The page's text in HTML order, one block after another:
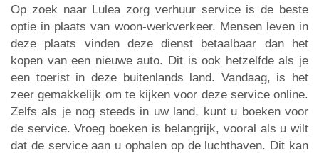
Op zoek naar Lulea zorg verhuur service is de beste
optie in plaats van woon-werkverkeer. Mensen leven in
deze plaats vinden deze dienst betaalbaar dan het
kopen van een nieuwe auto. Dit is ook hetzelfde als je
een toerist in deze buitenlands land. Vandaag, is het
zeer gemakkelijk om te kijken voor deze service online.
Zelfs als je nog steeds in uw land, kunt u boeken voor
de service. Vroeg boeken is belangrijk, vooral als u wilt
dat de service aan u ophalen op de luchthaven. Dit kan